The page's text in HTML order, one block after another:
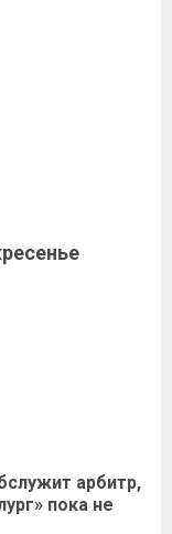
арбитр,
пока не